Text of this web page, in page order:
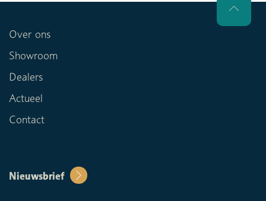
Over ons
Showroom
Dealers
Actueel
Contact
Nieuwsbrief